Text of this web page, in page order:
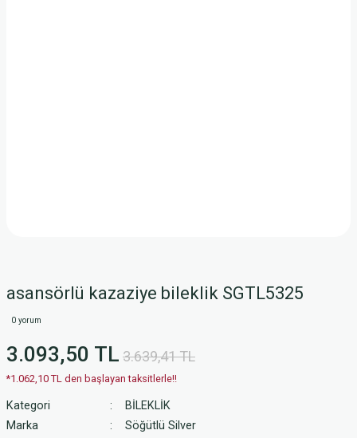
asansörlü kazaziye bileklik SGTL5325
0 yorum
3.093,50 TL 3.639,41 TL
*1.062,10 TL den başlayan taksitlerle!!
Kategori
BİLEKLİK
Marka
Söğütlü Silver